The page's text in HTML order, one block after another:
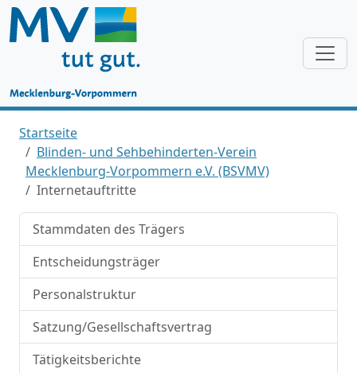
Startseite
Blinden- und Sehbehinderten-Verein
Mecklenburg-Vorpommern e.V. (BSVMV)
Internetauftritte
Stammdaten des Trägers
Entscheidungsträger
Personalstruktur
Satzung/Gesellschaftsvertrag
Tätigkeitsberichte